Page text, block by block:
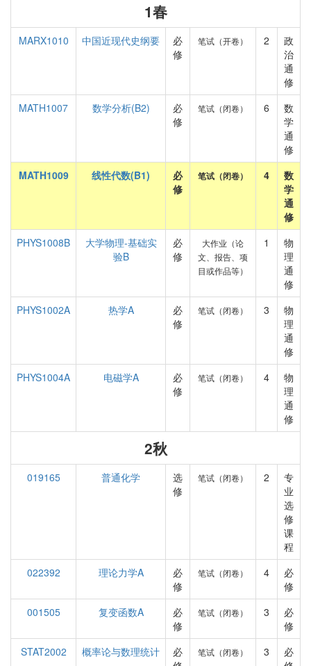
1春
MARX1010 中国近现代史纲要
必
修
笔试（开卷） 2
政
治
通
修
MATH1007
数学分析(B2)
必
修
笔试（闭卷） 6
数
学
通
修
MATH1009
线性代数(B1)
必
修
笔试（闭卷） 4
数
学
通
修
PHYS1008B
大学物理-基础实
验B
必
修
大作业（论
文、报告、项
目或作品等）
1
物
理
通
修
PHYS1002A
热学A
必
修
笔试（闭卷） 3
物
理
通
修
PHYS1004A
电磁学A
必
修
笔试（闭卷） 4
物
理
通
修
2秋
019165 普通化学
选
修
笔试（闭卷） 2
专
业
选
修
课
程
022392
理论力学A
必
修
笔试（闭卷） 4
必
修
001505
复变函数A
必
修
笔试（闭卷） 3
必
修
STAT2002
概率论与数理统计
必
笔试（闭卷） 3
必